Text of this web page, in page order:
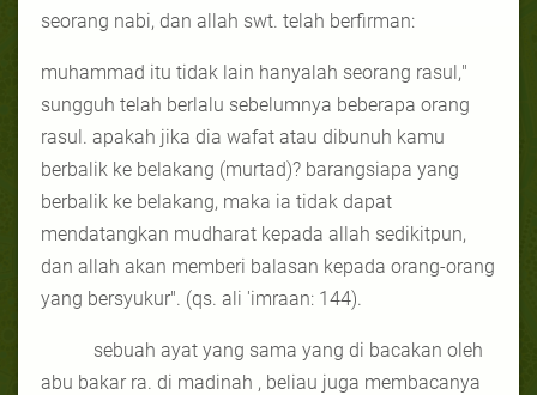
seorang nabi, dan allah swt. telah berfirman:
"
muhammad itu tidak lain hanyalah seorang rasul,
sungguh telah berlalu sebelumnya beberapa orang
rasul. apakah jika dia wafat atau dibunuh kamu
berbalik ke belakang (murtad)? barangsiapa yang
berbalik ke belakang, maka ia tidak dapat
mendatangkan mudharat kepada allah sedikitpun,
dan allah akan memberi balasan kepada orang-orang
yang bersyukur". (qs. ali 'imraan: 144).
sebuah ayat yang sama yang di bacakan oleh
abu bakar ra. di madinah , beliau juga membacanya